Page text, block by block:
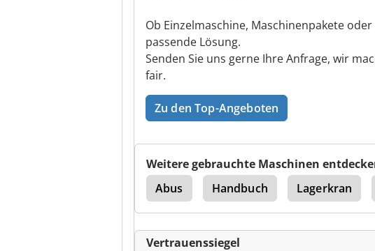
Ob Einzelmaschine, Maschinenpakete
passende Lösung.
Senden Sie uns gerne Ihre Anfrage, wir
fair.
Zu den Top-Angeboten
Weitere gebrauchte Maschinen
Abus
Handbuch Lagerkran
Vertrauenssiegel